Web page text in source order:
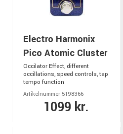
Electro Harmonix
Pico Atomic Cluster
Occilator Effect, different
occillations, speed controls, tap
tempo function
Artikelnummer 5198366
1099 kr.